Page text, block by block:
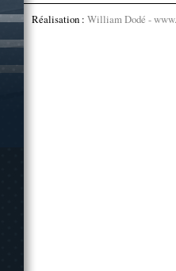
Réalisation : William Dodé -